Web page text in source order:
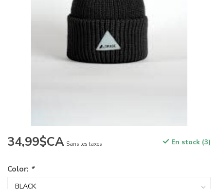
34,99$CA Sans les taxes En stock (3)
Color: *